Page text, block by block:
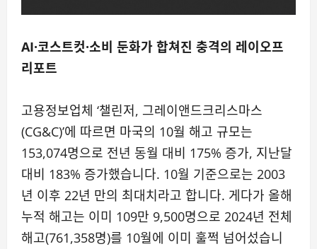
AI·코스트컷·소비 둔화가 합쳐진 충격의 레이오프
리포트
고용정보업체 ‘챌린저, 그레이앤드크리스마스
(CG&C)’에 따르면 마국의 10월 해고 규모는
153,074명으로 전년 동월 대비 175% 증가, 지난달
대비 183% 증가했습니다. 10월 기준으로는 2003
년 이후 22년 만의 최대치라고 합니다. 게다가 올해
누적 해고는 이미 109만 9,500명으로 2024년 전체
해고(761,358명)를 10월에 이미 훌쩍 넘어섰습니